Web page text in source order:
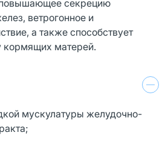
секрецию
ветрогонное и
а также способствует
кормящих матерей.
мускулатуры желудочно-